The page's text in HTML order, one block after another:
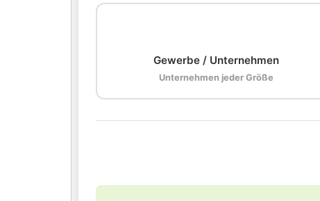
Gewerbe / Unternehmen
Unternehmen jeder Größe